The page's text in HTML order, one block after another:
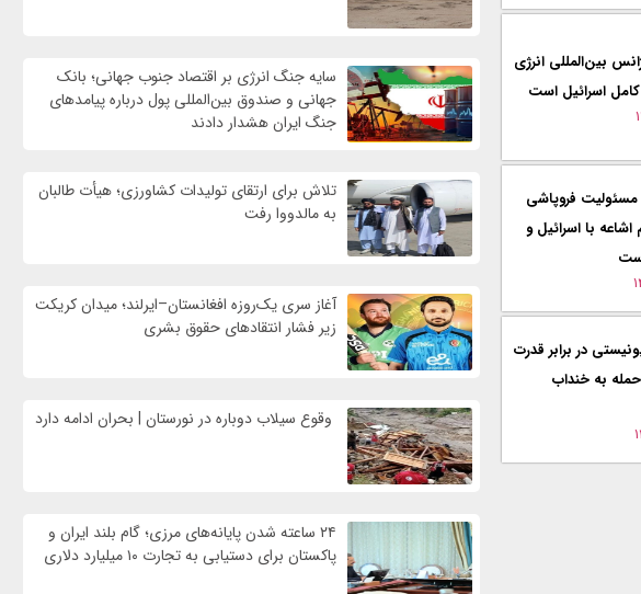
بین‌المللی انرژی
اسرائیل است
فروپاشی
با اسرائيل و
در برابر قدرت
به خنداب
سایه جنگ انرژی بر اقتصاد جنوب جهانی؛ بانک
جهانی و صندوق بین‌المللی پول درباره پیامدهای
جنگ ایران هشدار دادند
تلاش برای ارتقای تولیدات کشاورزی؛ هیأت طالبان
به مالدووا رفت
آغاز سری یک‌روزه افغانستان–ایرلند؛ میدان کریکت
زیر فشار انتقادهای حقوق بشری
وقوع سیلاب دوباره در نورستان | بحران ادامه دارد
۲۴ ساعته شدن پایانه‌های مرزی؛ گام بلند ایران و
پاکستان برای دستیابی به تجارت ۱۰ میلیارد دلاری